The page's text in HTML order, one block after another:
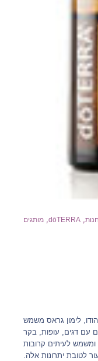
חנות,
dōTERRA
, מותגים
לימון גראס משמש
עם דגים, עופות, בקר
ומשמש לעיתים קרובות
לטובת יתרונות אלה.